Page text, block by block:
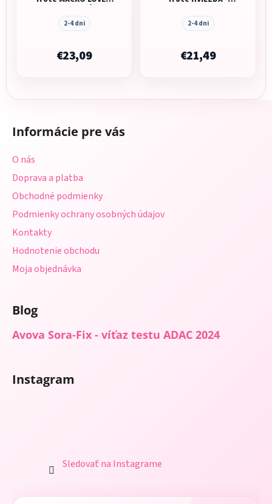
2-4 dni
€23,09
2-4 dni
€21,49
Informácie pre vás
O nás
Doprava a platba
Obchodné podmienky
Podmienky ochrany osobných údajov
Kontakty
Hodnotenie obchodu
Moja objednávka
Blog
Avova Sora-Fix - víťaz testu ADAC 2024
Instagram
Sledovať na Instagrame